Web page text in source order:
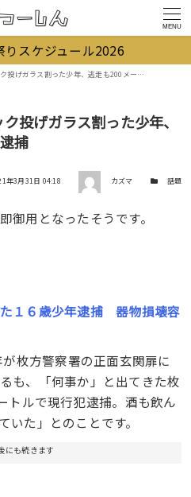
MENU
スケジュール2026
ガラス割った少年、逃走も200メートルで即逮捕
投げガラス割った少年、
捕
日年3月31日 04:18 著者 カズマ カテゴリー
話題
御用となったそうです。
１６歳少年逮捕 器物損壊容
枚方警察署の正面玄関扉に
も、「何事か」と出てきた枚
トルで現行犯逮捕。酒も飲ん
いた」とのことです。
にも続きます